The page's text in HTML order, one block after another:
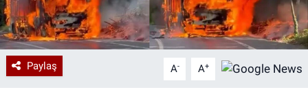
Paylaş A- A+
Sağlık
Teknoloji